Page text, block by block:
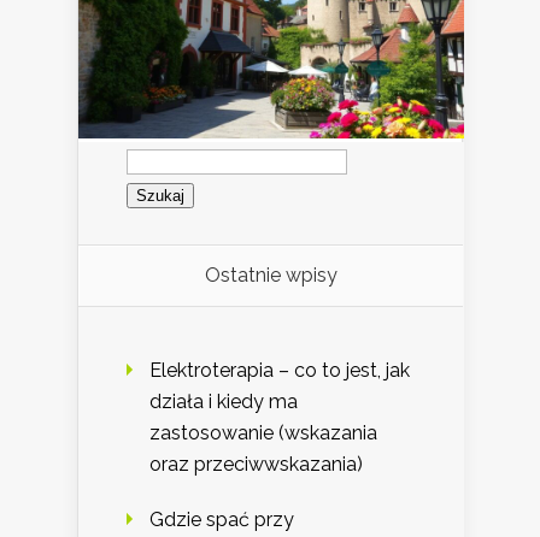
Szukaj:
Ostatnie wpisy
Elektroterapia – co to jest, jak
działa i kiedy ma
zastosowanie (wskazania
oraz przeciwwskazania)
Gdzie spać przy